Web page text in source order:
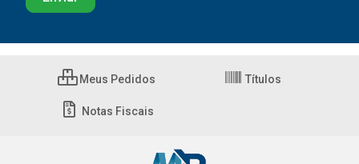
Meus Pedidos Títulos
Notas Fiscais